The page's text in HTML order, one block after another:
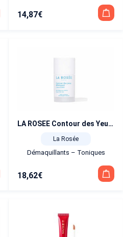
14,87€
LA ROSEE Contour des Yeux Défatigant à l’Aloe Vera BIO 15 ml
La Rosée
Démaquillants – Toniques
18,62€